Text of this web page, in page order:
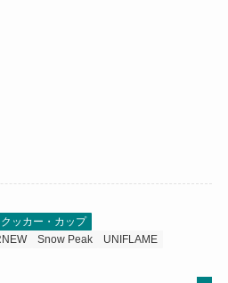
ッカー・カップ
Snow Peak UNIFLAME